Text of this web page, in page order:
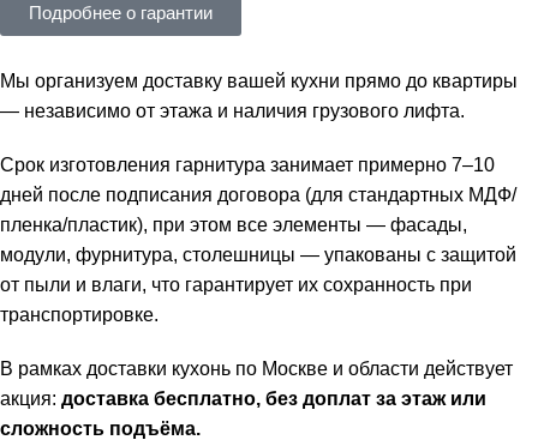
Подробнее о гарантии
Мы организуем доставку вашей кухни прямо до квартиры
— независимо от этажа и наличия грузового лифта.
Срок изготовления гарнитура занимает примерно 7–10
дней после подписания договора (для стандартных МДФ/
пленка/пластик), при этом все элементы — фасады,
модули, фурнитура, столешницы — упакованы с защитой
от пыли и влаги, что гарантирует их сохранность при
транспортировке.
В рамках доставки кухонь по Москве и области действует
акция: доставка бесплатно, без доплат за этаж или
сложность подъёма.